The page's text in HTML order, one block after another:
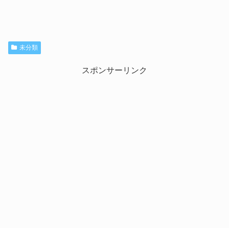
未分類
スポンサーリンク